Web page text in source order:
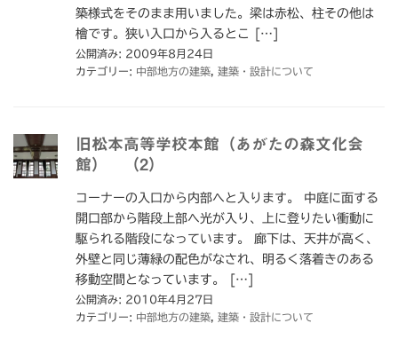
築様式をそのまま用いました。梁は赤松、柱その他は
檜です。狭い入口から入るとこ […]
公開済み: 2009年8月24日
カテゴリー: 中部地方の建築 建築・設計について
旧松本高等学校本館（あがたの森文化会
館） （2）
コーナーの入口から内部へと入ります。 中庭に面する
開口部から階段上部へ光が入り、上に登りたい衝動に
駆られる階段になっています。 廊下は、天井が高く、
外壁と同じ薄緑の配色がなされ、明るく落着きのある
移動空間となっています。 […]
公開済み: 2010年4月27日
カテゴリー: 中部地方の建築 建築・設計について